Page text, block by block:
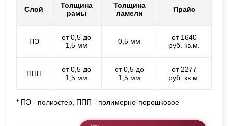
Слой
Толщина
рамы
Толщина
ламели
Прайс
ПЭ
от 0,5 до
1,5 мм
0,5 мм
от 1640
руб. кв.м.
ППП
от 0,5 до
1,5 мм
от 0,5 до
1,5 мм
от 2277
руб. кв.м.
* ПЭ - полиэстер, ППП - полимерно-порошковое